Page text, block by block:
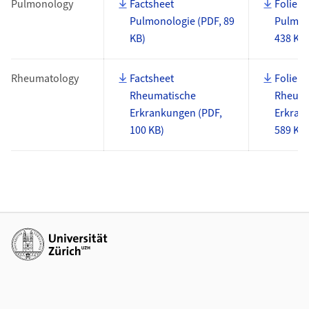
Pulmonology
Factsheet
Pulmonologie (PDF, 89
KB)
438 KB)
Rheumatology
Factsheet
Rheumatische
Erkrankungen (PDF,
100 KB)
589 KB)
Additional links